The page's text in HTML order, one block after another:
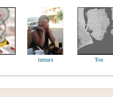
tamara Ton